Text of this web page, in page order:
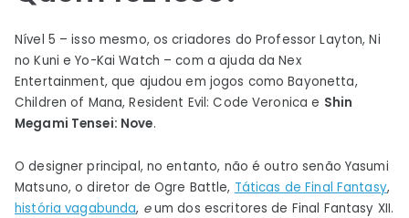
Crimson
Shroud
Nível 5 – isso mesmo, os criadores do Professor Layton, Ni
no Kuni e Yo-Kai Watch – com a ajuda da Nex
Entertainment, que ajudou em jogos como Bayonetta,
Children of Mana, Resident Evil: Code Veronica e Shin
Megami Tensei: Nove.
O designer principal, no entanto, não é outro senão Yasumi
Matsuno, o diretor de Ogre Battle, Táticas de Final Fantasy,
história vagabunda, eum dos escritores de Final Fantasy XII.